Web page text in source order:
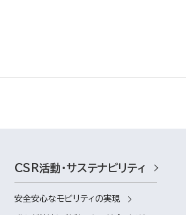
CSR活動・サステナビリティ
安全安心なモビリティの実現